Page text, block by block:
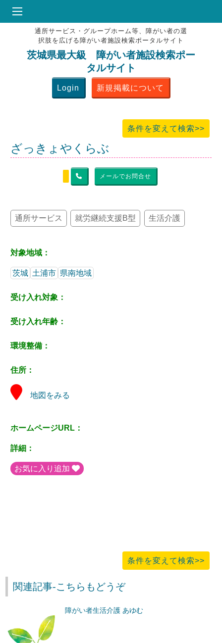
HOME
♥お気にりブックマーク
掲載会員MENU
よくある質問
通所サービス・グループホーム等、障がい者の選
択肢を広げる障がい者施設検索ポータルサイト
茨城県最大級 障がい者施設検索ポー
タルサイト
Login 新規掲載について
条件を変えて検索>>
ざっきょやくらぶ
メールでお問合せ
通所サービス 就労継続支援B型 生活介護
対象地域：
茨城 土浦市 県南地域
受け入れ対象：
受け入れ年齢：
環境整備：
住所：
地図をみる
ホームページURL：
詳細：
お気に入り追加
条件を変えて検索>>
関連記事-こちらもどうぞ
障がい者生活介護 あゆむ